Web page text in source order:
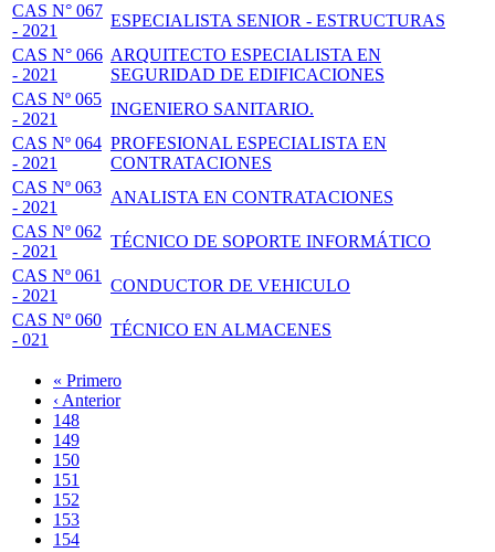
CAS N° 067
- 2021
ESPECIALISTA SENIOR - ESTRUCTURAS
CAS N° 066
- 2021
ARQUITECTO ESPECIALISTA EN
SEGURIDAD DE EDIFICACIONES
CAS Nº 065
- 2021
INGENIERO SANITARIO.
CAS Nº 064
- 2021
PROFESIONAL ESPECIALISTA EN
CONTRATACIONES
CAS Nº 063
- 2021
ANALISTA EN CONTRATACIONES
CAS Nº 062
- 2021
TÉCNICO DE SOPORTE INFORMÁTICO
CAS Nº 061
- 2021
CONDUCTOR DE VEHICULO
CAS Nº 060
- 021
TÉCNICO EN ALMACENES
Paginación
Primera
página
« Primero
Página
anterior
‹ Anterior
Page
148
Page
149
Page
150
Page
151
Página
actual
152
Page
153
Page
154